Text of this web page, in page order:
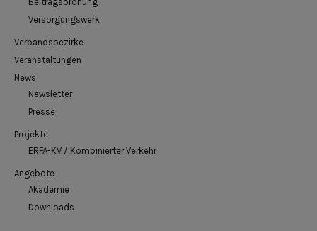
Versorgungswerk
Verbandsbezirke
Veranstaltungen
News
Newsletter
Presse
Projekte
ERFA-KV / Kombinierter Verkehr
Angebote
Akademie
Downloads